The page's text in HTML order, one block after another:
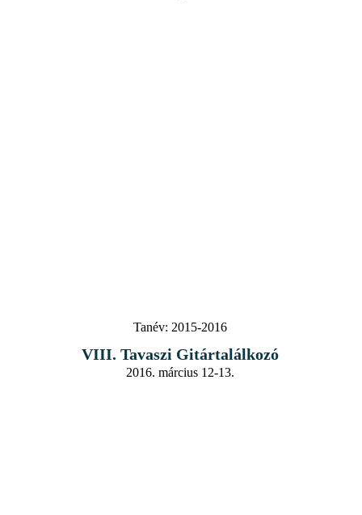
Tanév: 2015-2016
VIII. Tavaszi Gitártalálkozó
2016. március 12-13.